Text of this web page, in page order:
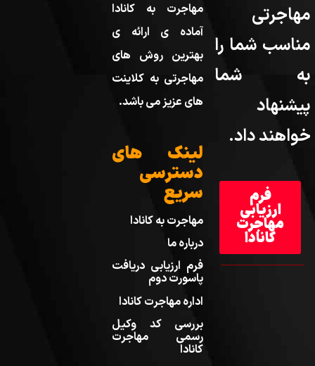
مهاجرتی
مناسب شما را
به شما
پیشنهاد
خواهند داد.
فرم
ارزیابی
مهاجرت
کانادا
مهاجرت به کانادا
آماده ی ارائه ی
بهترین روش های
مهاجرتی به کلاینت
های عزیز می باشد.
لینک های
دسترسی
سریع
مهاجرت به کانادا
درباره ما
فرم ارزیابی دریافت
پاسورت دوم
اداره مهاجرت کانادا
بررسی کد وکیل
رسمی مهاجرت
کانادا